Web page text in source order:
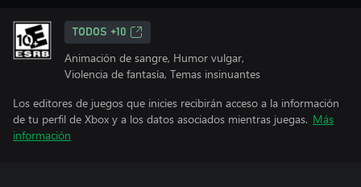
TODOS +10
Animación de sangre, Humor vulgar,
Violencia de fantasía, Temas insinuantes
Los editores de juegos que inicies recibirán acceso a la información
de tu perfil de Xbox y a los datos asociados mientras juegas. Más
información